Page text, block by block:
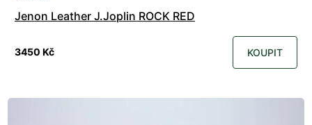
Jenon Leather J.Joplin ROCK RED
3450 Kč KOUPIT